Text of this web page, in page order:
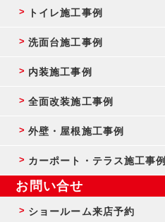
トイレ施工事例
洗面台施工事例
内装施工事例
全面改装施工事例
外壁・屋根施工事例
カーポート・テラス施工事例
お問い合せ
ショールーム来店予約